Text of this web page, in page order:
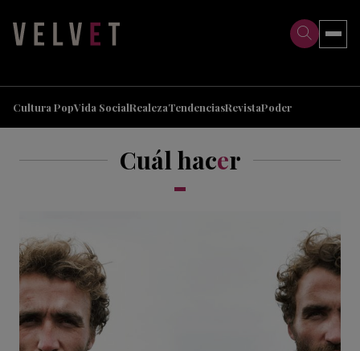
Cultura PopVida SocialRealezaTendenciasRevistaPoder
Cuál hacer